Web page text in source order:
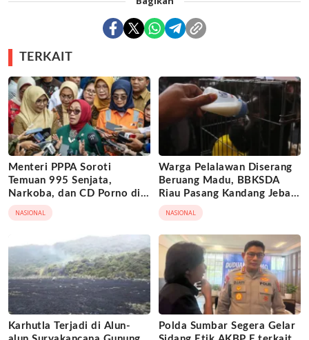
TERKAIT
Menteri PPPA Soroti
Temuan 995 Senjata,
Narkoba, dan CD Porno di
Sekolah Jaksel
NASIONAL
Warga Pelalawan Diserang
Beruang Madu, BBKSDA
Riau Pasang Kandang Jebak
di Lokasi Kejadian
NASIONAL
Karhutla Terjadi di Alun-
Polda Sumbar Segera Gelar